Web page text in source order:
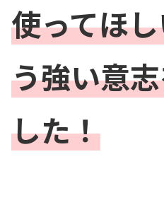
使ってほ
う強い意
した！